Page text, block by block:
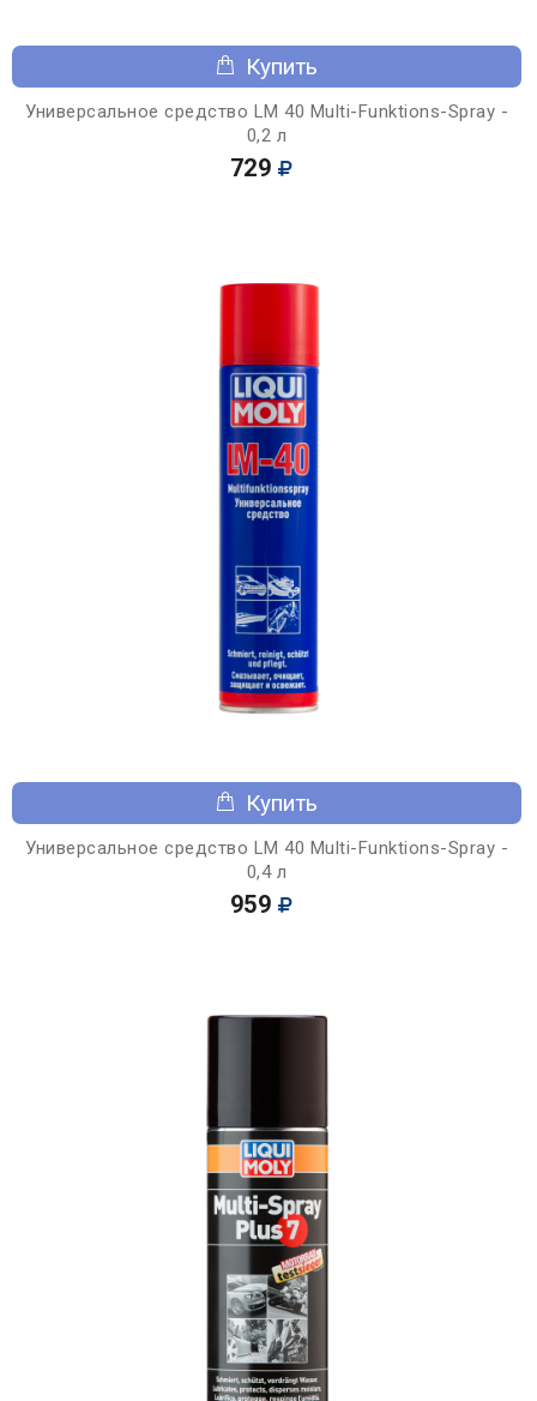
Купить
Универсальное средство LM 40 Multi-Funktions-Spray -
0,2 л
729
Купить
Универсальное средство LM 40 Multi-Funktions-Spray -
0,4 л
959